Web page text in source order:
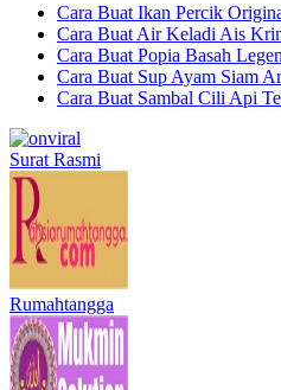
Cara Buat Ikan Percik
Cara Buat Air Keladi Ais
Cara Buat Popia Basah
Cara Buat Sup Ayam Siam
Cara Buat Sambal Cili Api
Surat Rasmi
Rumahtangga